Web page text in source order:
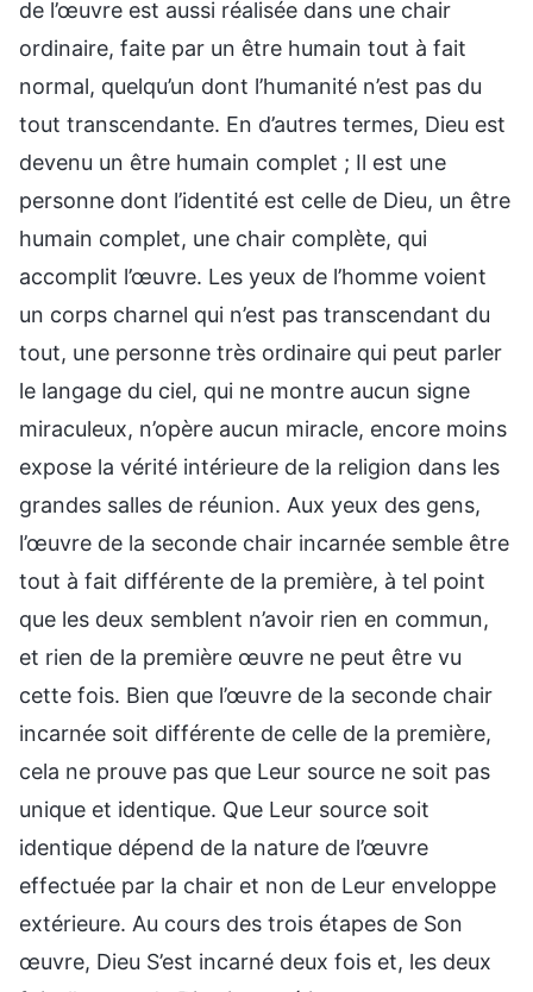
de l’œuvre est aussi réalisée dans une chair
ordinaire, faite par un être humain tout à fait
normal, quelqu’un dont l’humanité n’est pas du
tout transcendante. En d’autres termes, Dieu est
devenu un être humain complet ; Il est une
personne dont l’identité est celle de Dieu, un être
humain complet, une chair complète, qui
accomplit l’œuvre. Les yeux de l’homme voient
un corps charnel qui n’est pas transcendant du
tout, une personne très ordinaire qui peut parler
le langage du ciel, qui ne montre aucun signe
miraculeux, n’opère aucun miracle, encore moins
expose la vérité intérieure de la religion dans les
grandes salles de réunion. Aux yeux des gens,
l’œuvre de la seconde chair incarnée semble être
tout à fait différente de la première, à tel point
que les deux semblent n’avoir rien en commun,
et rien de la première œuvre ne peut être vu
cette fois. Bien que l’œuvre de la seconde chair
incarnée soit différente de celle de la première,
cela ne prouve pas que Leur source ne soit pas
unique et identique. Que Leur source soit
identique dépend de la nature de l’œuvre
effectuée par la chair et non de Leur enveloppe
extérieure. Au cours des trois étapes de Son
œuvre, Dieu S’est incarné deux fois et, les deux